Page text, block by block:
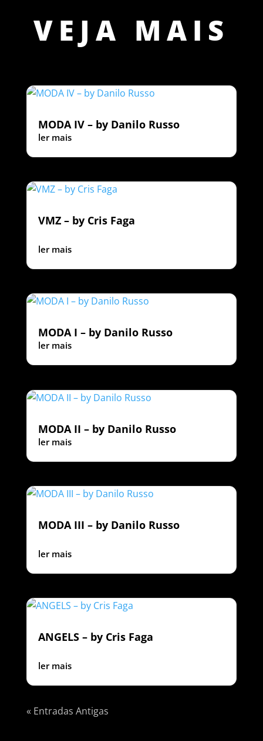
VEJA MAIS
MODA IV – by Danilo Russo
ler mais
VMZ – by Cris Faga
ler mais
MODA I – by Danilo Russo
ler mais
MODA II – by Danilo Russo
ler mais
MODA III – by Danilo Russo
ler mais
ANGELS – by Cris Faga
ler mais
« Entradas Antigas